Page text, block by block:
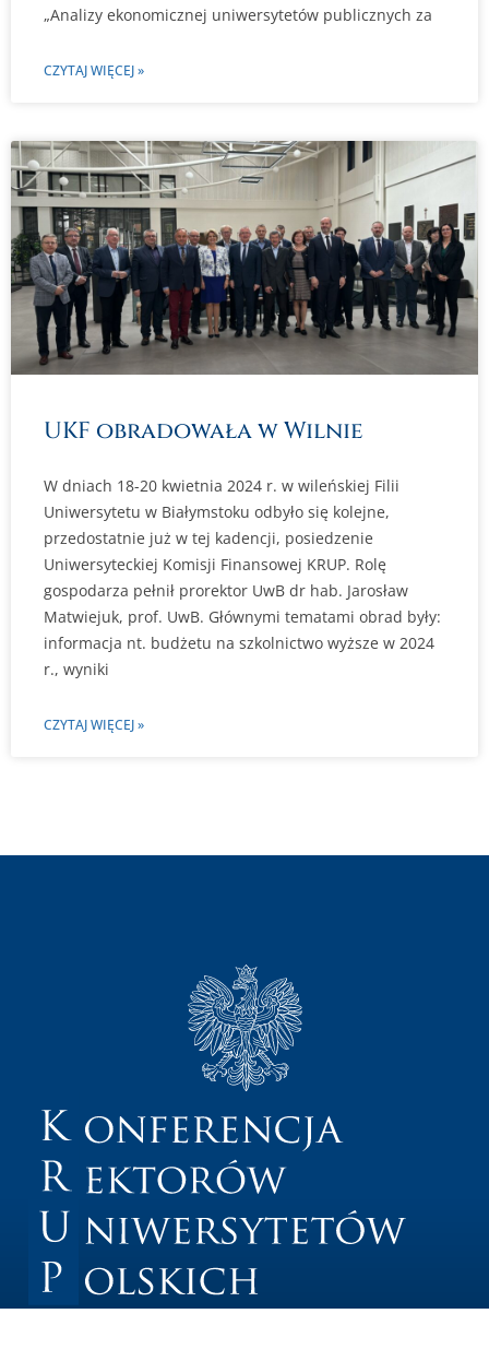
„Analizy ekonomicznej uniwersytetów publicznych za
CZYTAJ WIĘCEJ »
UKF obradowała w Wilnie
W dniach 18-20 kwietnia 2024 r. w wileńskiej Filii
Uniwersytetu w Białymstoku odbyło się kolejne,
przedostatnie już w tej kadencji, posiedzenie
Uniwersyteckiej Komisji Finansowej KRUP. Rolę
gospodarza pełnił prorektor UwB dr hab. Jarosław
Matwiejuk, prof. UwB. Głównymi tematami obrad były:
informacja nt. budżetu na szkolnictwo wyższe w 2024
r., wyniki
CZYTAJ WIĘCEJ »